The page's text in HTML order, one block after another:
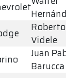
Roberto
Videle
Juan
Barucca